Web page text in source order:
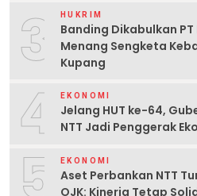
3 HUKRIM
Banding Dikabulkan
Menang Sengketa
Kupang
4 EKONOMI
Jelang HUT ke-64,
NTT Jadi Penggerak
5 EKONOMI
Aset Perbankan NTT
OJK: Kinerja Tetap